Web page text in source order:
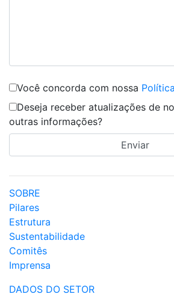
Você concorda com nossa
Deseja receber atualizações de
outras informações?
SOBRE
Pilares
Estrutura
Sustentabilidade
Comitês
Imprensa
DADOS DO SETOR